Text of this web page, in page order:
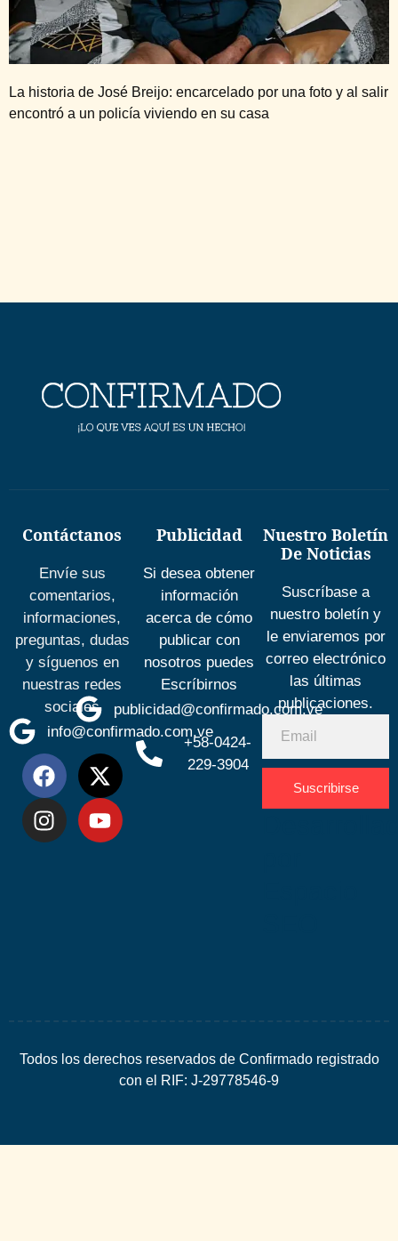
La historia de José Breijo: encarcelado por una foto y al salir
encontró a un policía viviendo en su casa
Contáctanos
Envíe sus
comentarios,
informaciones,
preguntas, dudas
y síguenos en
nuestras redes
sociales
info@confirmado.com.ve
Publicidad
Si desea obtener
información
acerca de cómo
publicar con
nosotros puedes
Escríbirnos
publicidad@confirmado.com.ve
+58-0424-
229-3904
Nuestro Boletín
De Noticias
Suscríbase a
nuestro boletín y
le enviaremos por
correo electrónico
las últimas
publicaciones.
Suscribirse
Todos los derechos reservados de Confirmado registrado
con el RIF: J-29778546-9